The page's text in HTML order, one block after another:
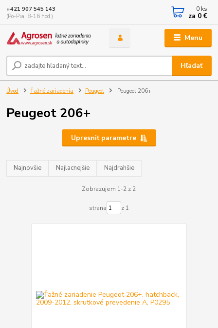
Menu
Hľadať
+421 907 545 143
(Po-Pia, 8-16 hod.)
0 ks
za 0 €
Úvod Ťažné zariadenia Peugeot Peugeot 206+
Peugeot 206+
Upresniť parametre
Najnovšie Najlacnejšie Najdrahšie
Zobrazujem 1-2 z 2
strana z 1